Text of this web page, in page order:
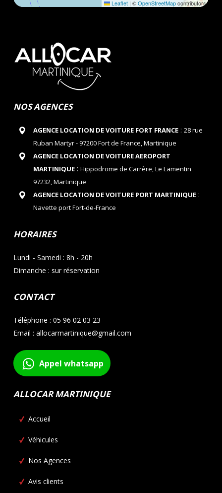
Leaflet | ©OpenStreetMapcontributors
NOS AGENCES
AGENCE LOCATION DE VOITURE FORT FRANCE: 28 rue
Ruban Martyr - 97200 Fort de France, Martinique
AGENCE LOCATION DE VOITURE AEROPORT
MARTINIQUE: Hippodrome de Carrère, Le Lamentin
97232, Martinique
AGENCE LOCATION DE VOITURE PORT MARTINIQUE:
Navette port Fort-de-France
HORAIRES
Lundi - Samedi : 8h - 20h
Dimanche : sur réservation
CONTACT
Téléphone : 05 96 02 03 23
Email : allocarmartinique@gmail.com
Appel whatsapp
ALLOCAR MARTINIQUE
Accueil
Véhicules
Nos Agences
Avis clients